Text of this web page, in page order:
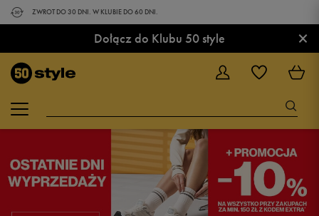
ZWROT DO 30 DNI. W KLUBIE DO 60 DNI.
Dołącz do Klubu 50 style ×